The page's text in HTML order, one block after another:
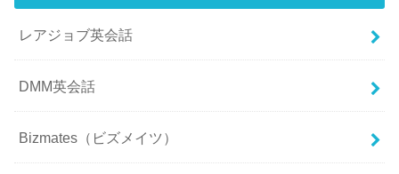
レアジョブ英会話
DMM英会話
Bizmates（ビズメイツ）